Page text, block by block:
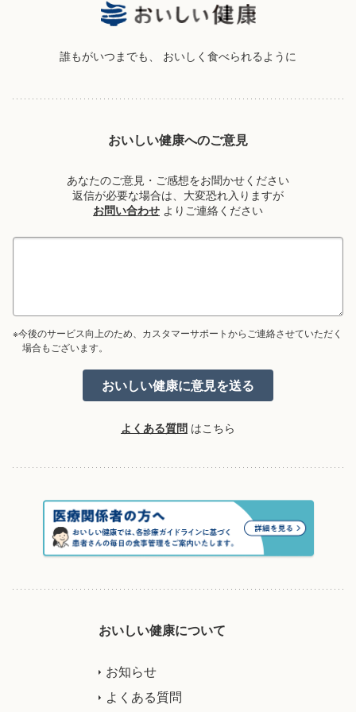
誰もがいつまでも、 おいしく食べられるように
おいしい健康へのご意見
あなたのご意見・ご感想をお聞かせください
返信が必要な場合は、大変恐れ入りますが
お問い合わせ よりご連絡ください
※今後のサービス向上のため、カスタマーサポートからご連絡させていただく
場合もございます。
よくある質問 はこちら
おいしい健康について
お知らせ
よくある質問